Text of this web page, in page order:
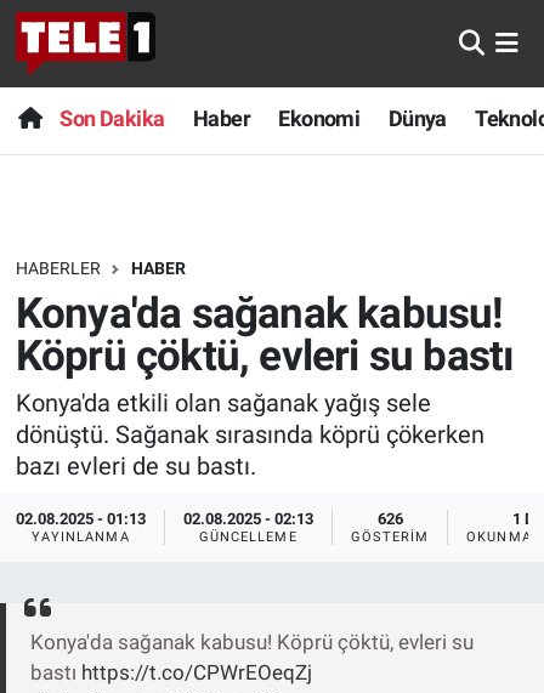
Son Dakika Haber Ekonomi Dünya
HABERLER HABER
Konya'da sağanak kabusu!
Köprü çöktü, evleri su bastı
Konya'da etkili olan sağanak yağış sele
dönüştü. Sağanak sırasında köprü çökerken
bazı evleri de su bastı.
02.08.2025 - 01:13
YAYINLANMA
02.08.2025 - 02:13
GÜNCELLEME
626
GÖSTERIM
1 DK
OKUNMA
Konya'da sağanak kabusu! Köprü çöktü, evleri su
bastı https://t.co/CPWrEOeqZj
Anında Manşet
Başka Sohbetler
Bilim turu
Bilim ve Teknoloji Evreni
Doğa Konuşuyor
Dünya
Ege Saati
Eğitim
Son Dakika
Haber
Dünya
Teknoloji
Sağlık
Spor
Yayın Akışı
Nöbetçi Eczaneler
Hava Durumu
Trafik Durumu
Süper Lig Puan Durumu ve Fikstür
Tüm Manşetler
Son Dakika Haberleri
Haber Arşivi